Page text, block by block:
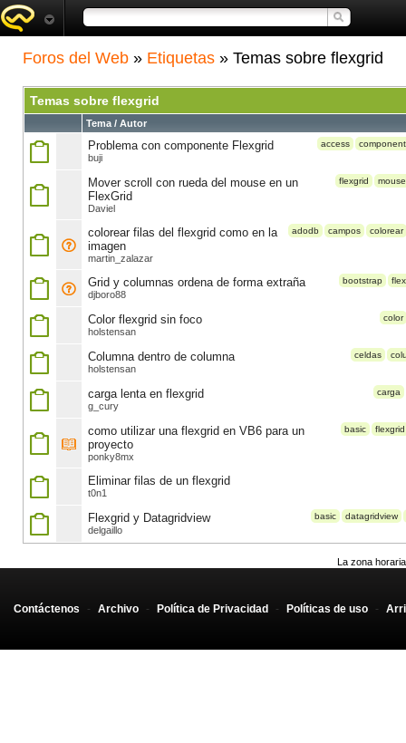
Foros del Web » Etiquetas » Temas sobre flexgrid
Temas sobre flexgrid
Tema / Autor
access
Problema con componente Flexgrid
buji
flexgrid mouse
Mover scroll con rueda del mouse en un
FlexGrid
Daviel
adodb campos colorear
colorear filas del flexgrid como en la
imagen
martin_zalazar
bootstrap flex
Grid y columnas ordena de forma extraña
djboro88
color
Color flexgrid sin foco
holstensan
celdas
Columna dentro de columna
holstensan
carga
carga lenta en flexgrid
g_cury
basic flexgrid
como utilizar una flexgrid en VB6 para un
proyecto
ponky8mx
Eliminar filas de un flexgrid
t0n1
basic datagridview
Flexgrid y Datagridview
delgaillo
La zona
Contáctenos - Archivo - Política de Privacidad - Políticas de uso -